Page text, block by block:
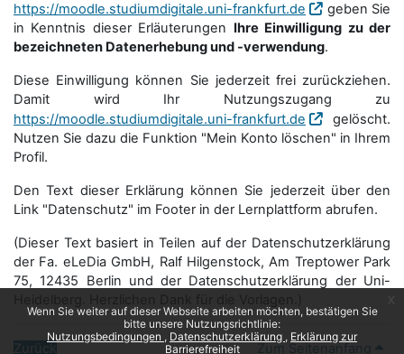
Wenn Sie weiter auf dieser Webseite arbeiten möchten, bestätigen Sie
bitte unsere Nutzungsrichtlinie:
Nutzungsbedingungen
Datenschutzerklärung
Erklärung zur
Barrierefreiheit
https://moodle.studiumdigitale.uni-frankfurt.de
geben Sie
in Kenntnis dieser Erläuterungen Ihre Einwilligung zu der
bezeichneten Datenerhebung und -verwendung.
Diese Einwilligung können Sie jederzeit frei zurückziehen.
Damit wird Ihr Nutzungszugang zu
https://moodle.studiumdigitale.uni-frankfurt.de
gelöscht.
Nutzen Sie dazu die Funktion "Mein Konto löschen" in Ihrem
Profil.
Den Text dieser Erklärung können Sie jederzeit über den
Link "Datenschutz" im Footer in der Lernplattform abrufen.
(Dieser Text basiert in Teilen auf der Datenschutzerklärung
der Fa. eLeDia GmbH, Ralf Hilgenstock, Am Treptower Park
75, 12435 Berlin und der Datenschutzerklärung der Uni-
Zurück Zum Seitenanfang